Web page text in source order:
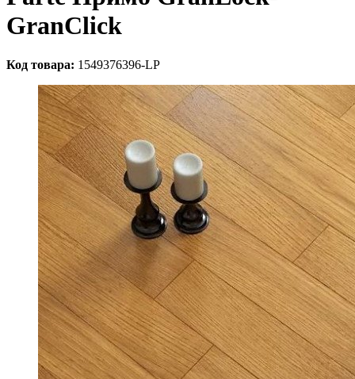
GranClick
Код товара: 1549376396-LP